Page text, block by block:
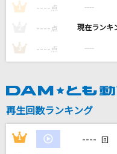
Five
[生音]Love so sweet
辛島美登里
1 ---- 点 ----
---- 点 ----
3 ---- 点 ----
再生回数ランキング
1 ---- 回